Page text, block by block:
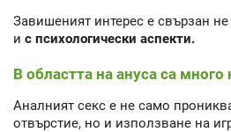
Завишеният интерес е свързан
и с психологически аспекти.
В областта на ануса са
Аналният секс е не само
отвърстие, но и използване на